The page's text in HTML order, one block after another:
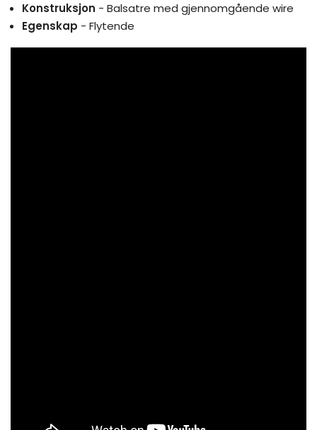
Konstruksjon - Balsatre med gjennomgående wire
Egenskap - Flytende